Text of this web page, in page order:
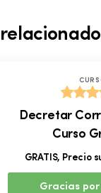
de
Decretar
Curso
GRATIS, Precio
Gracias